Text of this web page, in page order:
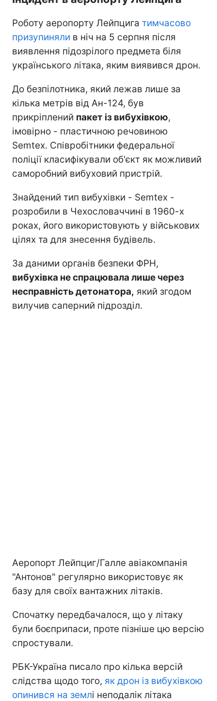
Роботу аеропорту Лейпцига тимчасово
призупиняли в ніч на 5 серпня після
виявлення підозрілого предмета біля
українського літака, яким виявився дрон.
До безпілотника, який лежав лише за
кілька метрів від Ан-124, був
прикріплений пакет із вибухівкою,
імовірно - пластичною речовиною
Semtex. Співробітники федеральної
поліції класифікували об'єкт як можливий
саморобний вибуховий пристрій.
Знайдений тип вибухівки - Semtex -
розробили в Чехословаччині в 1960-х
роках, його використовують у військових
цілях та для знесення будівель.
За даними органів безпеки ФРН,
вибухівка не спрацювала лише через
несправність детонатора, який згодом
вилучив саперний підрозділ.
Аеропорт Лейпциг/Галле авіакомпанія
"Антонов" регулярно використовує як
базу для своїх вантажних літаків.
Спочатку передбачалося, що у літаку
були боєприпаси, проте пізніше цю версію
спростували.
РБК-Україна писало про кілька версій
слідства щодо того, як дрон із вибухівкою
опинився на землі неподалік літака